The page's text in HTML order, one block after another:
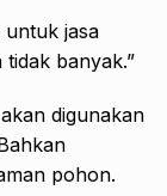
untuk jasa
banyak.”
digunakan
pohon.